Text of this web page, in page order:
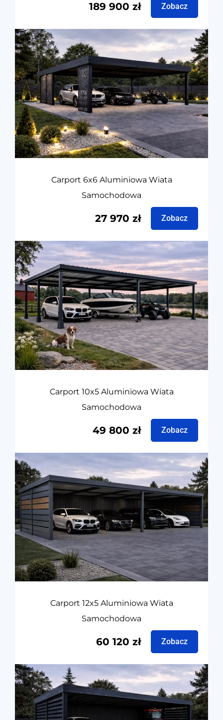
189 900 zł Zobacz
Carport 6x6 Aluminiowa Wiata
Samochodowa
27 970 zł Zobacz
Carport 10x5 Aluminiowa Wiata
Samochodowa
49 800 zł Zobacz
Carport 12x5 Aluminiowa Wiata
Samochodowa
60 120 zł Zobacz